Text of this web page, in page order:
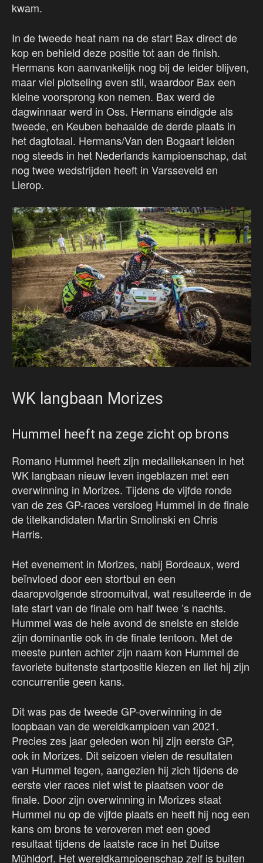
kwam.
In de tweede heat nam na de start Bax direct de
kop en behield deze positie tot aan de finish.
Hermans kon aanvankelijk nog bij de leider blijven,
maar viel plotseling even stil, waardoor Bax een
kleine voorsprong kon nemen. Bax werd de
dagwinnaar werd in Oss. Hermans eindigde als
tweede, en Keuben behaalde de derde plaats in
het dagtotaal. Hermans/Van den Bogaart leiden
nog steeds in het Nederlands kampioenschap, dat
nog twee wedstrijden heeft in Varsseveld en
Lierop.
WK langbaan Morizes
Hummel heeft na zege zicht op brons
Romano Hummel heeft zijn medaillekansen in het
WK langbaan nieuw leven ingeblazen met een
overwinning in Morizes. Tijdens de vijfde ronde
van de zes GP-races versloeg Hummel in de finale
de titelkandidaten Martin Smolinski en Chris
Harris.
Het evenement in Morizes, nabij Bordeaux, werd
beïnvloed door een stortbui en een
daaropvolgende stroomuitval, wat resulteerde in de
late start van de finale om half twee ’s nachts.
Hummel was de hele avond de snelste en stelde
zijn dominantie ook in de finale tentoon. Met de
meeste punten achter zijn naam kon Hummel de
favoriete buitenste startpositie kiezen en liet hij zijn
concurrentie geen kans.
Dit was pas de tweede GP-overwinning in de
loopbaan van de wereldkampioen van 2021.
Precies zes jaar geleden won hij zijn eerste GP,
ook in Morizes. Dit seizoen vielen de resultaten
van Hummel tegen, aangezien hij zich tijdens de
eerste vier races niet wist te plaatsen voor de
finale. Door zijn overwinning in Morizes staat
Hummel nu op de vijfde plaats en heeft hij nog een
kans om brons te veroveren met een goed
resultaat tijdens de laatste race in het Duitse
Mühldorf. Het wereldkampioenschap zelf is buiten